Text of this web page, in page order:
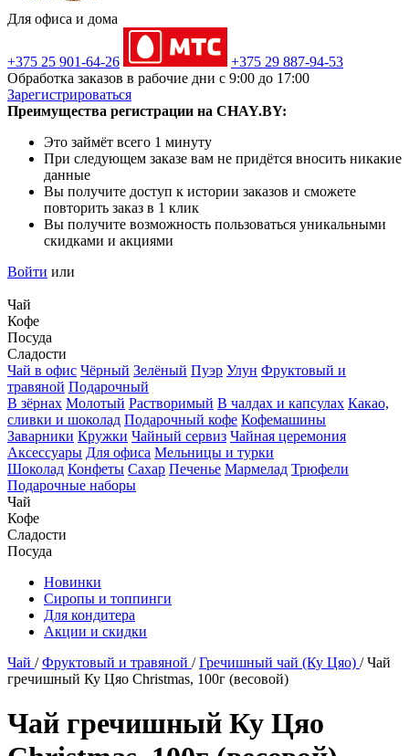
Для офиса и дома
+375 25 901-64-26
+375 29 887-94-53
Обработка заказов в рабочие дни с 9:00 до 17:00
Зарегистрироваться
Преимущества регистрации на CHAY.BY:
Это займёт всего 1 минуту
При следующем заказе вам не придётся вносить никакие
данные
Вы получите доступ к истории заказов и сможете
повторить заказ в 1 клик
Вы получите возможность пользоваться уникальными
скидками и акциями
Войти или
Чай
Кофе
Посуда
Сладости
Чай в офис Чёрный Зелёный Пуэр Улун Фруктовый и
травяной Подарочный
В зёрнах Молотый Растворимый В чалдах и капсулах Какао,
сливки и шоколад Подарочный кофе Кофемашины
Заварники Кружки Чайный сервиз Чайная церемония
Аксессуары Для офиса Мельницы и турки
Шоколад Конфеты Сахар Печенье Мармелад Трюфели
Подарочные наборы
Чай
Кофе
Сладости
Посуда
Новинки
Сиропы и топпинги
Для кондитера
Акции и скидки
Чай /Фруктовый и травяной /Гречишный чай (Ку Цяо) /Чай
гречишный Ку Цяо Christmas, 100г (весовой)
Чай гречишный Ку Цяо